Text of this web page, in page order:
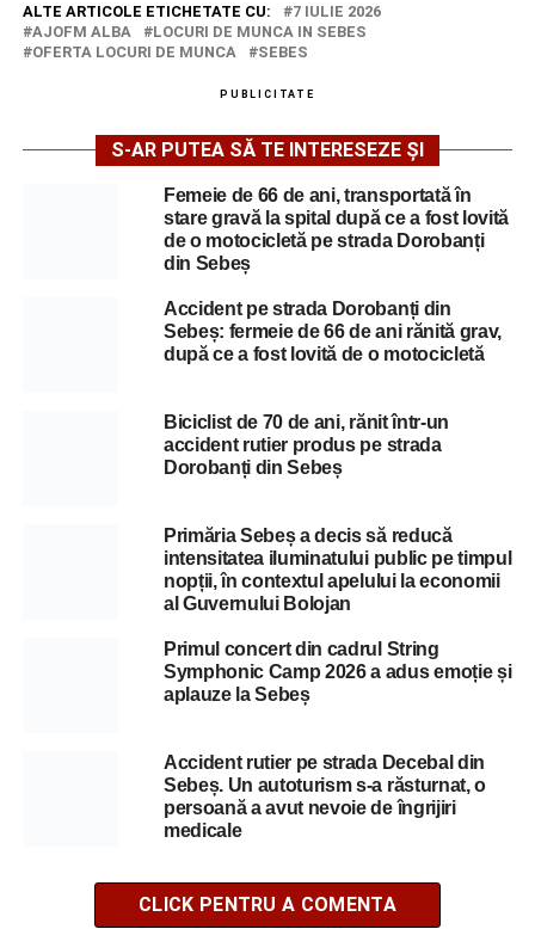
ALTE ARTICOLE ETICHETATE CU:
7 IULIE 2026
AJOFM ALBA
LOCURI DE MUNCA IN SEBES
OFERTA LOCURI DE MUNCA
SEBES
PUBLICITATE
S-AR PUTEA SĂ TE INTERESEZE ȘI
Femeie de 66 de ani, transportată în
stare gravă la spital după ce a fost lovită
de o motocicletă pe strada Dorobanți
din Sebeș
Accident pe strada Dorobanți din
Sebeș: fermeie de 66 de ani rănită grav,
după ce a fost lovită de o motocicletă
Biciclist de 70 de ani, rănit într-un
accident rutier produs pe strada
Dorobanți din Sebeș
Primăria Sebeș a decis să reducă
intensitatea iluminatului public pe timpul
nopții, în contextul apelului la economii
al Guvernului Bolojan
Primul concert din cadrul String
Symphonic Camp 2026 a adus emoție și
aplauze la Sebeș
Accident rutier pe strada Decebal din
Sebeș. Un autoturism s-a răsturnat, o
persoană a avut nevoie de îngrijiri
medicale
CLICK PENTRU A COMENTA